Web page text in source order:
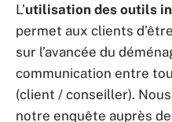
L’utilisation des outils
permet aux clients
sur l’avancée du
communication entre
(client / conseiller).
notre enquête auprès